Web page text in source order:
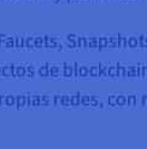
de
redes,